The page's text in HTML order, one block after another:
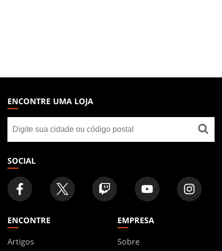
THE
GATHERING
FOOTER
ENCONTRE UMA LOJA
uma
loja
SOCIAL
ENCONTRE
Artigos
EMPRESA
Sobre